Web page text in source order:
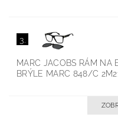
3.
MARC JACOBS RÁM NA
BRÝLE MARC 848/C